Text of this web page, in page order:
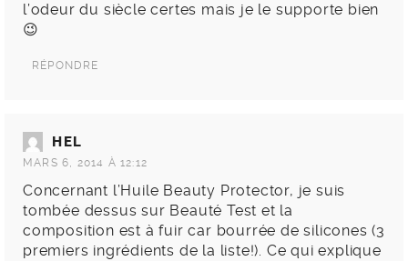
l’odeur du siècle certes mais je le supporte bien
😉
RÉPONDRE
HEL
MARS 6, 2014 À 12:12
Concernant l’Huile Beauty Protector, je suis
tombée dessus sur Beauté Test et la
composition est à fuir car bourrée de silicones (3
premiers ingrédients de la liste!). Ce qui explique